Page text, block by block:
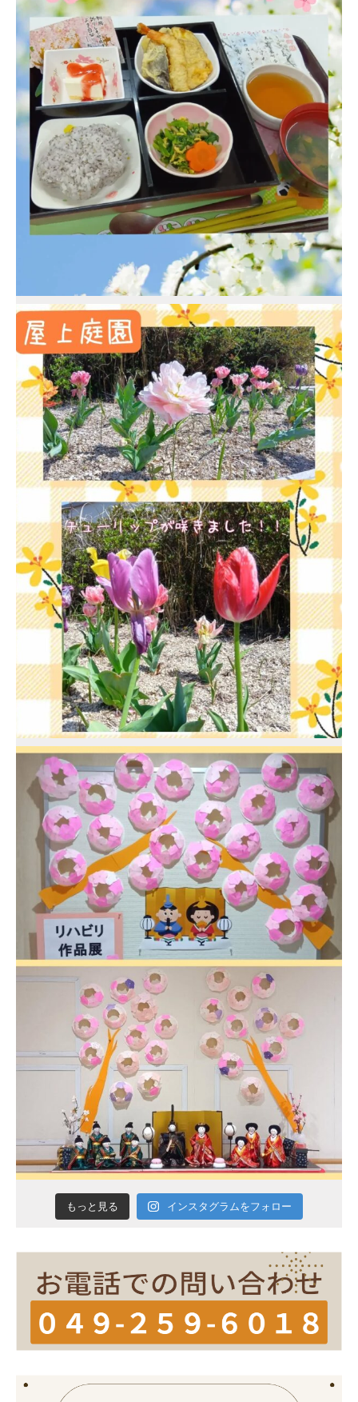
もっと見る インスタグラムをフォロー